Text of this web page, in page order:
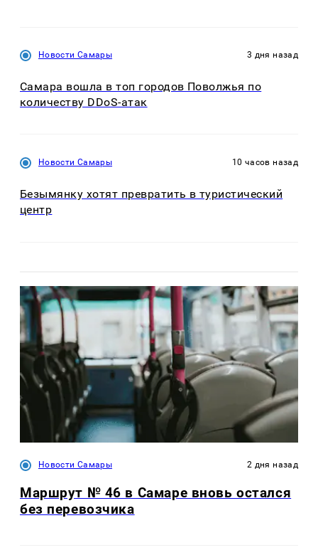
Новости Самары 3 дня назад
Самара вошла в топ городов Поволжья по
количеству DDoS-атак
Новости Самары 10 часов назад
Безымянку хотят превратить в туристический
центр
Новости Самары 2 дня назад
Маршрут № 46 в Самаре вновь остался
без перевозчика